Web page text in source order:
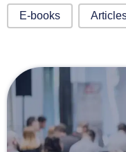
E-books